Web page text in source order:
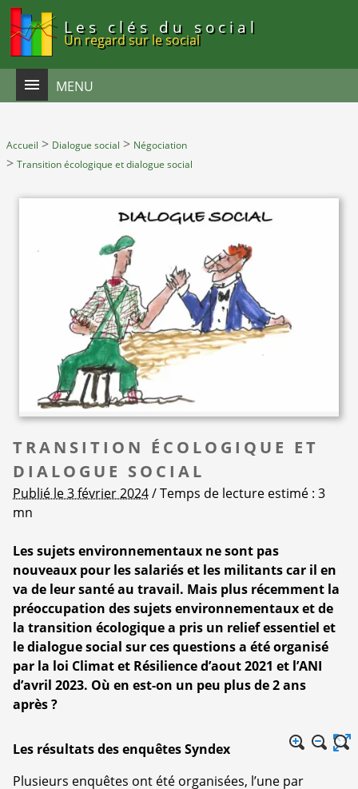
Les clés du social
Un regard sur le social
MENU
Accueil > Dialogue social > Négociation
> Transition écologique et dialogue social
TRANSITION ÉCOLOGIQUE ET
DIALOGUE SOCIAL
Publié le 3 février 2024/ Temps de lecture estimé : 3
mn
Les sujets environnementaux ne sont pas
nouveaux pour les salariés et les militants car il en
va de leur santé au travail. Mais plus récemment la
préoccupation des sujets environnementaux et de
la transition écologique a pris un relief essentiel et
le dialogue social sur ces questions a été organisé
par la loi Climat et Résilience d’aout 2021 et l’ANI
d’avril 2023. Où en est-on un peu plus de 2 ans
après ?
Les résultats des enquêtes Syndex
Plusieurs enquêtes ont été organisées, l’une par
Panneau de gestion des cookies